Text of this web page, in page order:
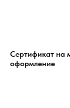
Сертификат на
оформление